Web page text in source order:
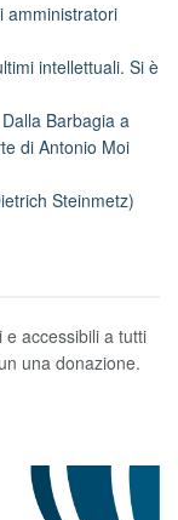
amministratori
intellettuali. Si è
Barbagia a
di Antonio Moi
Steinmetz)
accessibili a tutti
una donazione.